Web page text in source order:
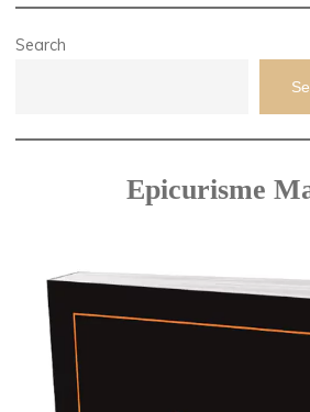
Search
Epicurisme